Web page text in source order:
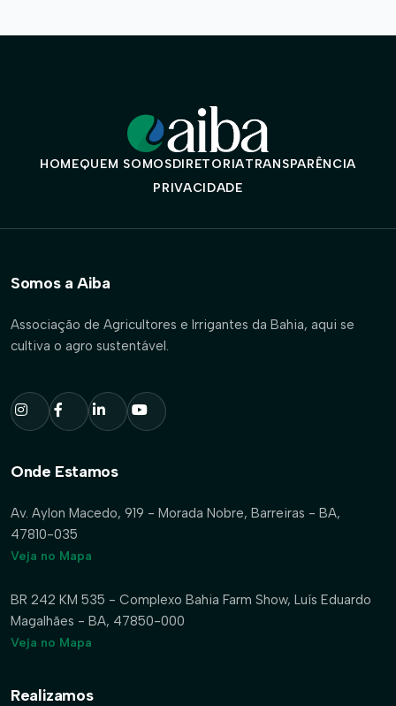
HOMEQUEM SOMOSDIRETORIATRANSPARÊNCIA
PRIVACIDADE
Somos a Aiba
Associação de Agricultores e Irrigantes da Bahia, aqui se
cultiva o agro sustentável.
Onde Estamos
Av. Aylon Macedo, 919 - Morada Nobre, Barreiras - BA,
47810-035
Veja no Mapa
BR 242 KM 535 - Complexo Bahia Farm Show, Luís Eduardo
Magalhães - BA, 47850-000
Veja no Mapa
Realizamos